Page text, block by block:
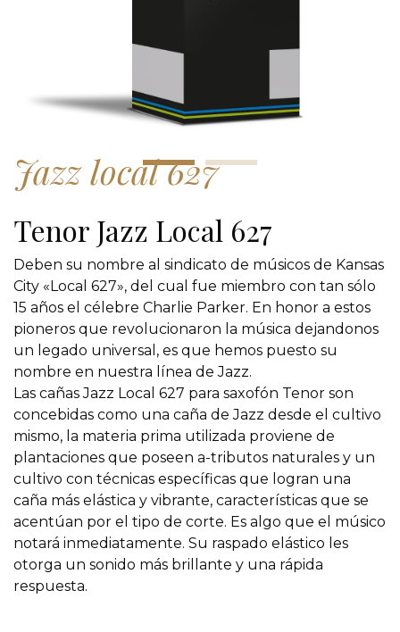
Jazz local 627
Tenor Jazz Local 627
Deben su nombre al sindicato de músicos de Kansas
City «Local 627», del cual fue miembro con tan sólo
15 años el célebre Charlie Parker. En honor a estos
pioneros que revolucionaron la música dejandonos
un legado universal, es que hemos puesto su
nombre en nuestra línea de Jazz.
Las cañas Jazz Local 627 para saxofón Tenor son
concebidas como una caña de Jazz desde el cultivo
mismo, la materia prima utilizada proviene de
plantaciones que poseen a-tributos naturales y un
cultivo con técnicas específicas que logran una
caña más elástica y vibrante, características que se
acentúan por el tipo de corte. Es algo que el músico
notará inmediatamente. Su raspado elástico les
otorga un sonido más brillante y una rápida
respuesta.